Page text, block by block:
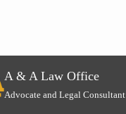
A & A Law Office
Advocate and Legal Consultant